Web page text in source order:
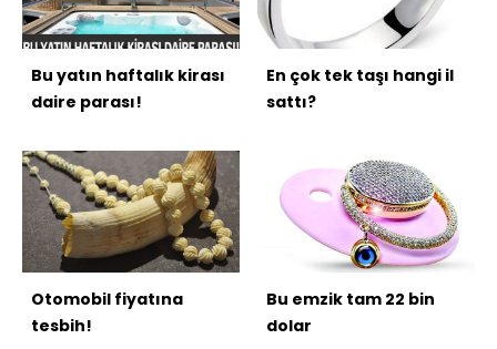
Bu yatın haftalık kirası
daire parası!
En çok tek taşı hangi il
sattı?
Otomobil fiyatına
tesbih!
Bu emzik tam 22 bin
dolar